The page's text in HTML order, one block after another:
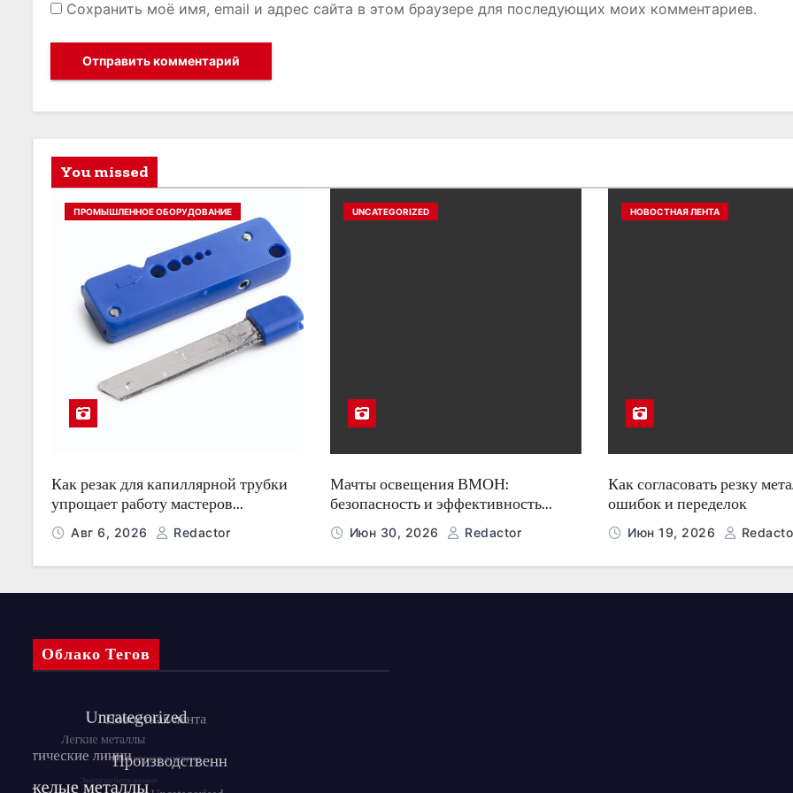
Сохранить моё имя, email и адрес сайта в этом браузере для последующих моих комментариев.
You missed
ПРОМЫШЛЕННОЕ ОБОРУДОВАНИЕ
Как резак для капиллярной трубки
упрощает работу мастеров
холодильного оборудования
Авг 6, 2026 Redactor
UNCATEGORIZED
Мачты освещения ВМОН:
безопасность и эффективность
ночьюИюн 30, 2026 Redactor
НОВОСТНАЯ ЛЕНТА
Как согласовать резку
ошибок и переделок
Июн 19, 2026
Облако Тегов